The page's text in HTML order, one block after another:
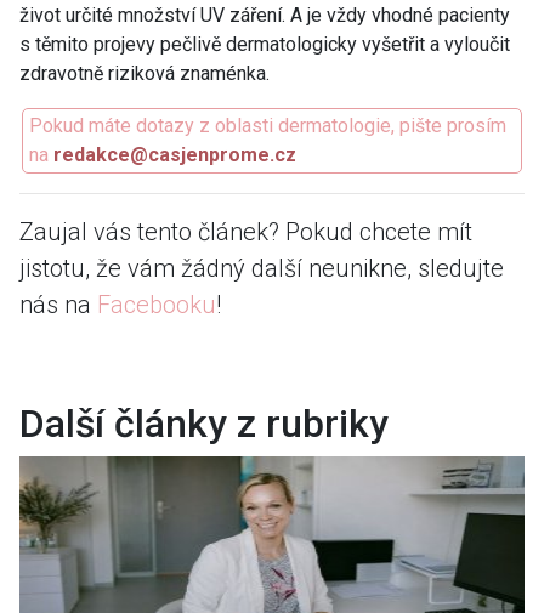
život určité množství UV záření. A je vždy vhodné pacienty
s těmito projevy pečlivě dermatologicky vyšetřit a vyloučit
zdravotně riziková znaménka.
Pokud máte dotazy z oblasti dermatologie, pište prosím
na redakce@casjenprome.cz
Zaujal vás tento článek? Pokud chcete mít
jistotu, že vám žádný další neunikne, sledujte
nás na Facebooku!
Další články z rubriky